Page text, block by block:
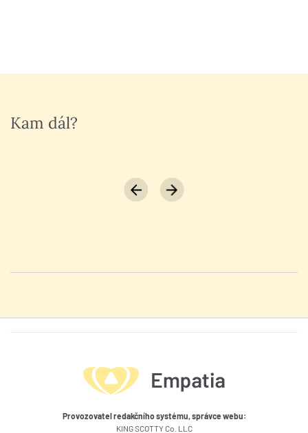
Kam dál?
Provozovatel redakčního systému, správce webu:
KING SCOTTY Co. LLC